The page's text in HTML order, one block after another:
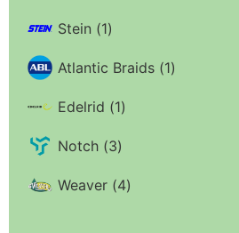
Stein (1)
Atlantic Braids (1)
Edelrid (1)
Notch (3)
Weaver (4)